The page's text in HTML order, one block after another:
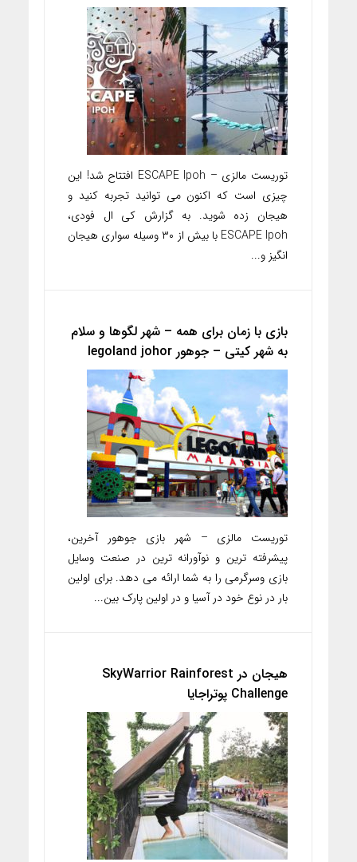
توریست مالزی – ESCAPE Ipoh افتتاح شد! این
چیزی است که اکنون می توانید تجربه کنید و
هیجان زده شوید. به گزارش کی ال فودی،
ESCAPE Ipoh با بیش از ۳۰ وسیله سواری هیجان
انگیز و...
بازی با زمان برای همه – شهر لگوها و سلام
به شهر کیتی – جوهور legoland johor
توریست مالزی – شهر بازی جوهور آخرین،
پیشرفته ترین و نوآورانه ترین در صنعت وسایل
بازی وسرگرمی را به شما ارائه می دهد. برای اولین
بار در نوع خود در آسیا و در اولین پارک بین...
هیجان در SkyWarrior Rainforest
Challenge پوتراجایا